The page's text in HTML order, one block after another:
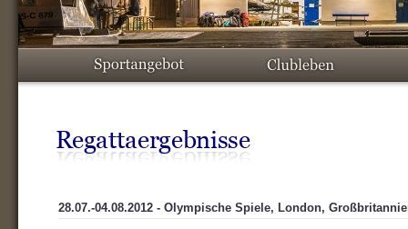
28.07.-04.08.2012 - Olympische Spiele, London,